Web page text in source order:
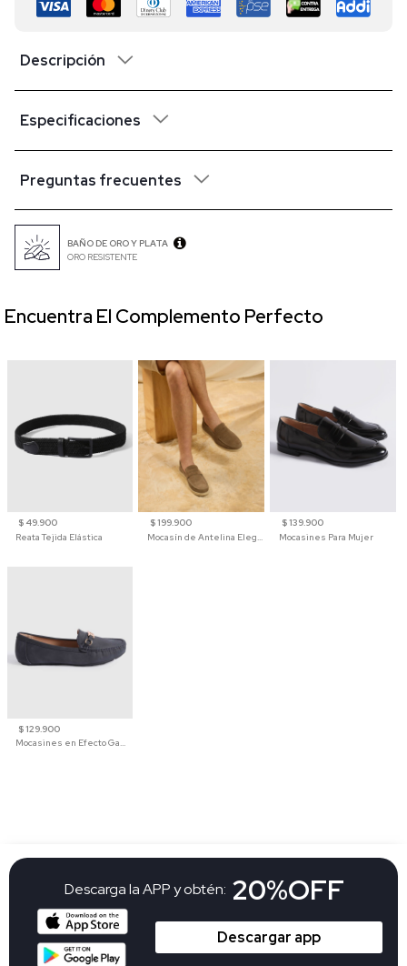
Descripción
Especificaciones
Preguntas frecuentes
BAÑO DE ORO Y PLATA
ORO RESISTENTE
$ 49.900
Reata Tejida Elástica
$ 199.900
$ 139.900
Mocasines Para Mujer
$ 129.900
Mocasines en Efecto Gamuzado Para Mujer
Encuentra El Complemento Perfecto
Descarga la APP y obtén: 20%OFF
Descargar app